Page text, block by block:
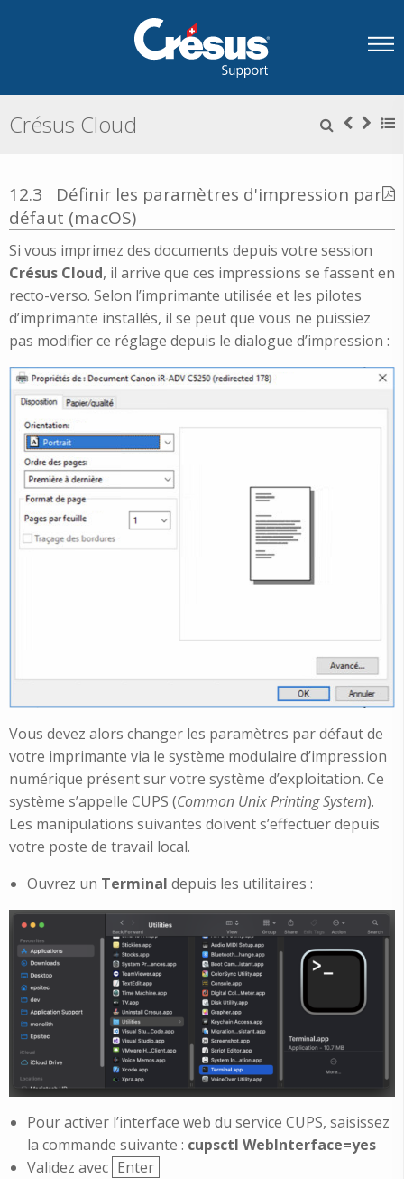
Crésus Cloud
12.3
Définir les paramètres d'impression par
défaut (macOS)
Si vous imprimez des documents depuis votre session
Crésus Cloud, il arrive que ces impressions se fassent en
recto-verso. Selon l’imprimante utilisée et les pilotes
d’imprimante installés, il se peut que vous ne puissiez
pas modifier ce réglage depuis le dialogue d’impression :
Vous devez alors changer les paramètres par défaut de
votre imprimante via le système modulaire d’impression
numérique présent sur votre système d’exploitation. Ce
système s’appelle CUPS (Common Unix Printing System).
Les manipulations suivantes doivent s’effectuer depuis
votre poste de travail local.
Ouvrez un Terminal depuis les utilitaires :
Pour activer l’interface web du service CUPS, saisissez
la commande suivante : cupsctl WebInterface=yes
Validez avec Enter